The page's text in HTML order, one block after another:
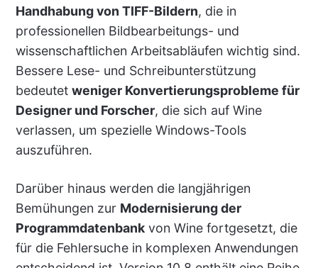
Handhabung von TIFF-Bildern, die in
professionellen Bildbearbeitungs- und
wissenschaftlichen Arbeitsabläufen wichtig sind.
Bessere Lese- und Schreibunterstützung
bedeutet weniger Konvertierungsprobleme für
Designer und Forscher, die sich auf Wine
verlassen, um spezielle Windows-Tools
auszuführen.
Darüber hinaus werden die langjährigen
Bemühungen zur Modernisierung der
Programmdatenbankvon Wine fortgesetzt, die
für die Fehlersuche in komplexen Anwendungen